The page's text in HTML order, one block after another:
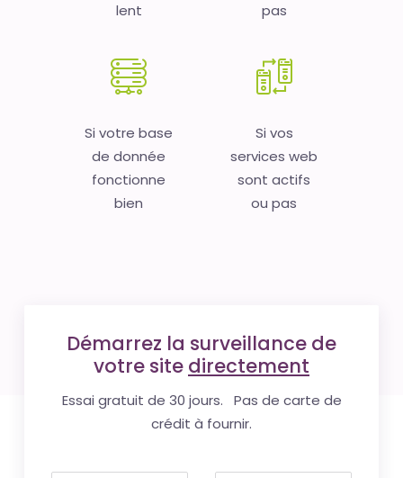
lent
pas
Si votre base
de donnée
fonctionne
bien
Si vos
services web
sont actifs
ou pas
Démarrez la surveillance de
votre site directement
Essai gratuit de 30 jours. Pas de carte de
crédit à fournir.